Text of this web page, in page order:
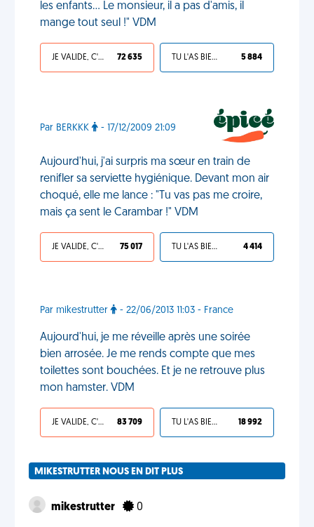
les enfants... Le monsieur, il a pas d'amis, il
mange tout seul !" VDM
JE VALIDE, C'EST UNE VDM 72 635 TU L'AS BIEN MÉRITÉ 5 884
Par BERKKK - 17/12/2009 21:09
Aujourd'hui, j'ai surpris ma sœur en train de
renifler sa serviette hygiénique. Devant mon air
choqué, elle me lance : "Tu vas pas me croire,
mais ça sent le Carambar !" VDM
JE VALIDE, C'EST UNE VDM 75 017 TU L'AS BIEN MÉRITÉ 4 414
Par mikestrutter - 22/06/2013 11:03 - France
Aujourd'hui, je me réveille après une soirée
bien arrosée. Je me rends compte que mes
toilettes sont bouchées. Et je ne retrouve plus
mon hamster. VDM
JE VALIDE, C'EST UNE VDM 83 709 TU L'AS BIEN MÉRITÉ 18 992
MIKESTRUTTER NOUS EN DIT PLUS
mikestrutter 0